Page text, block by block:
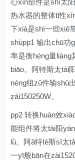
心xīn部件是shì太
热水器的整体tǐ性
下xià是shì一些xiē
shùpp1 输出chū功
率是衡héng量liàng
biāo。阿特斯太tài
néng组zǔ件输shū
zài150250W。
pp2 转换huàn效
能组件将太tài阳
lǜ。阿ā特tè斯sī太
一yī般bān在